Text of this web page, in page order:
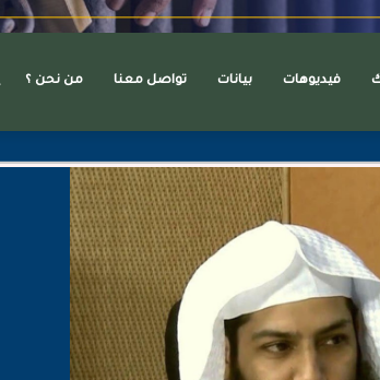
فيديوهات بيانات تواصل معنا من نحن ؟